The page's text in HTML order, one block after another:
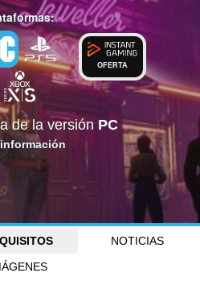
OFERTA
de la versión PC
NOTICIAS